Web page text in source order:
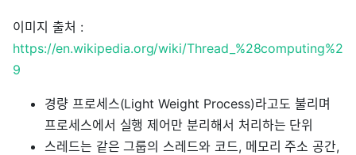
이미지 출처 :
https://en.wikipedia.org/wiki/Thread_%28computing%2
9
경량 프로세스(Light Weight Process)라고도 불리며
프로세스에서 실행 제어만 분리해서 처리하는 단위
스레드는 같은 그룹의 스레드와 코드, 메모리 주소 공간,